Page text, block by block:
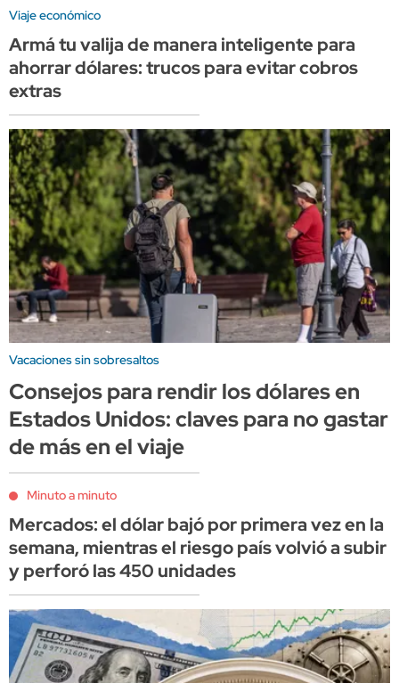
Viaje económico
Armá tu valija de manera inteligente para
ahorrar dólares: trucos para evitar cobros
extras
Vacaciones sin sobresaltos
Consejos para rendir los dólares en
Estados Unidos: claves para no gastar
de más en el viaje
Minuto a minuto
Mercados: el dólar bajó por primera vez en la
semana, mientras el riesgo país volvió a subir
y perforó las 450 unidades